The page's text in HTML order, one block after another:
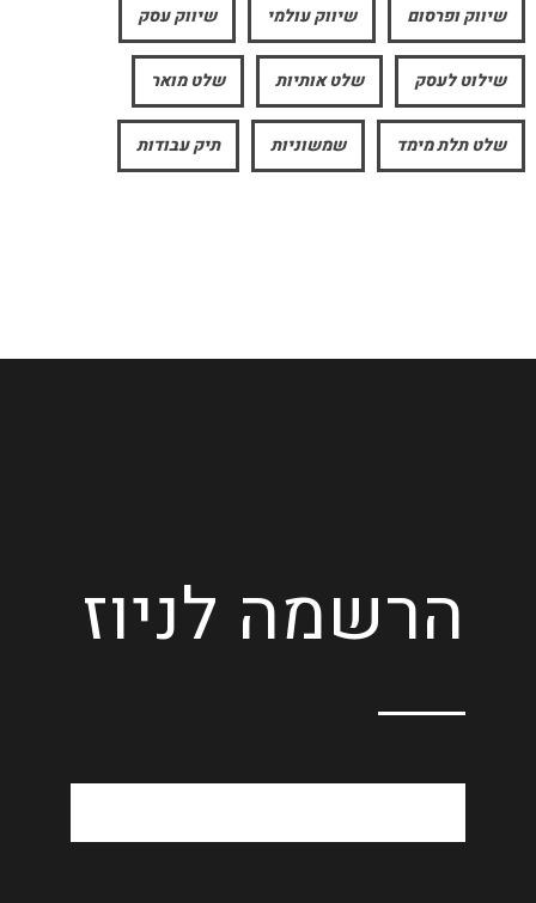
שיווק ופרסום שיווק עולמי שיווק עסק
שילוט לעסק שלט אותיות שלט מואר
שלט תלת מימד שמשוניות תיק עבודות
הרשמה לניוז